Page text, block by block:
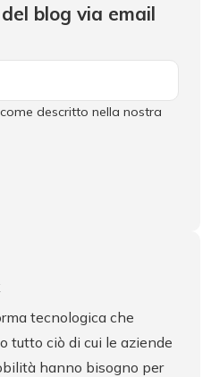
blog via email
descritto nella nostra
tecnologica che
tutto ciò di cui le aziende
hanno bisogno per